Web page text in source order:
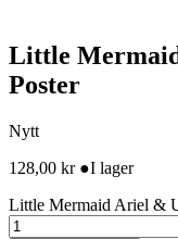
Little
Poster
Nytt
128,00 kr ●I lager
Little Mermaid Ariel &